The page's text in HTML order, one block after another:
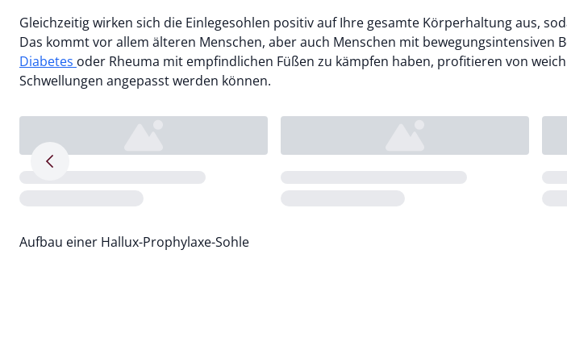
Gleichzeitig wirken sich die Einlegesohlen positiv auf Ihre gesamte Körperhaltung aus,
Das kommt vor allem älteren Menschen, aber auch Menschen mit
Diabetes oder Rheuma mit empfindlichen Füßen zu kämpfen haben, profitieren von
Schwellungen angepasst werden können.
Pfeil nach rechts
Aufbau einer Hallux-Prophylaxe-Sohle